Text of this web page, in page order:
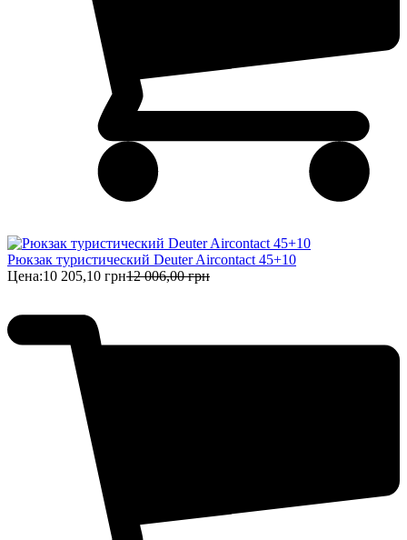
Рюкзак туристический Deuter Aircontact 45+10
Цена:10 205,10 грн12 006,00 грн